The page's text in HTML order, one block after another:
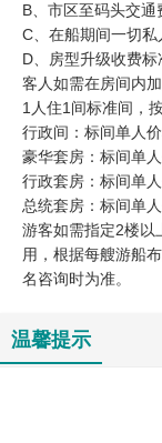
B、市区至码头交通
C、在船期间一切私
D、房型升级收费标
客人如需在房间内
1人住1间标准间，
行政间：标间单人价
豪华套房：标间单
行政套房：标间单
总统套房：标间单
游客如需指定2楼以
用，根据每艘游船
名咨询时为准。
温馨提示